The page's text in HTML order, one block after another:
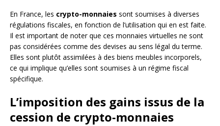
En France, les crypto-monnaies sont soumises à diverses
régulations fiscales, en fonction de l’utilisation qui en est faite.
Il est important de noter que ces monnaies virtuelles ne sont
pas considérées comme des devises au sens légal du terme.
Elles sont plutôt assimilées à des biens meubles incorporels,
ce qui implique qu’elles sont soumises à un régime fiscal
spécifique.
L’imposition des gains issus de la
cession de crypto-monnaies